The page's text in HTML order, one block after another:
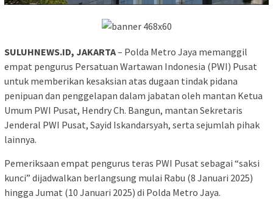
SULUHNEWS.ID, JAKARTA– Polda Metro Jaya memanggil
empat pengurus Persatuan Wartawan Indonesia (PWI) Pusat
untuk memberikan kesaksian atas dugaan tindak pidana
penipuan dan penggelapan dalam jabatan oleh mantan Ketua
Umum PWI Pusat, Hendry Ch. Bangun, mantan Sekretaris
Jenderal PWI Pusat, Sayid Iskandarsyah, serta sejumlah pihak
lainnya.
Pemeriksaan empat pengurus teras PWI Pusat sebagai “saksi
kunci” dijadwalkan berlangsung mulai Rabu (8 Januari 2025)
hingga Jumat (10 Januari 2025) di Polda Metro Jaya.